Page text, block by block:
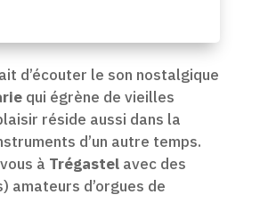
d’écouter le son nostalgique
qui égrène de vieilles
réside aussi dans la
d’un autre temps.
à Trégastel avec des
d’orgues de